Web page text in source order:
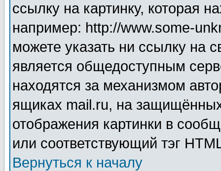
ссылку на картинку, которая
например: http://www.some-
можете указать ни ссылку на
является общедоступным
находятся за механизмом
ящиках mail.ru, на
отображения картинки в
или соответствующий тэг
Вернуться к началу